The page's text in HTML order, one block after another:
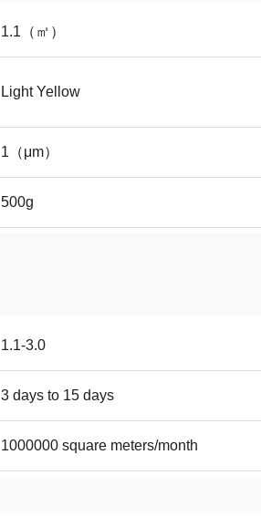
1.1（㎡）
Light Yellow
1（μm）
500g
1.1-3.0
3 days to 15 days
1000000 square meters/month